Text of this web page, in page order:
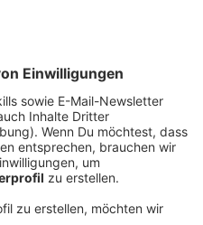
Mit seinem neuen
das Klangbild des
in eine neue Richtung
alleine: in seinem
sich Musikerkollegen aus
eingeladen. Mit dabei
und auch der Rapper
sich auch in den
und auch der gerade